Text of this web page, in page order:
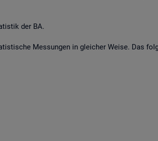
der BA.
Mes­sun­gen in glei­cher Weise. Das